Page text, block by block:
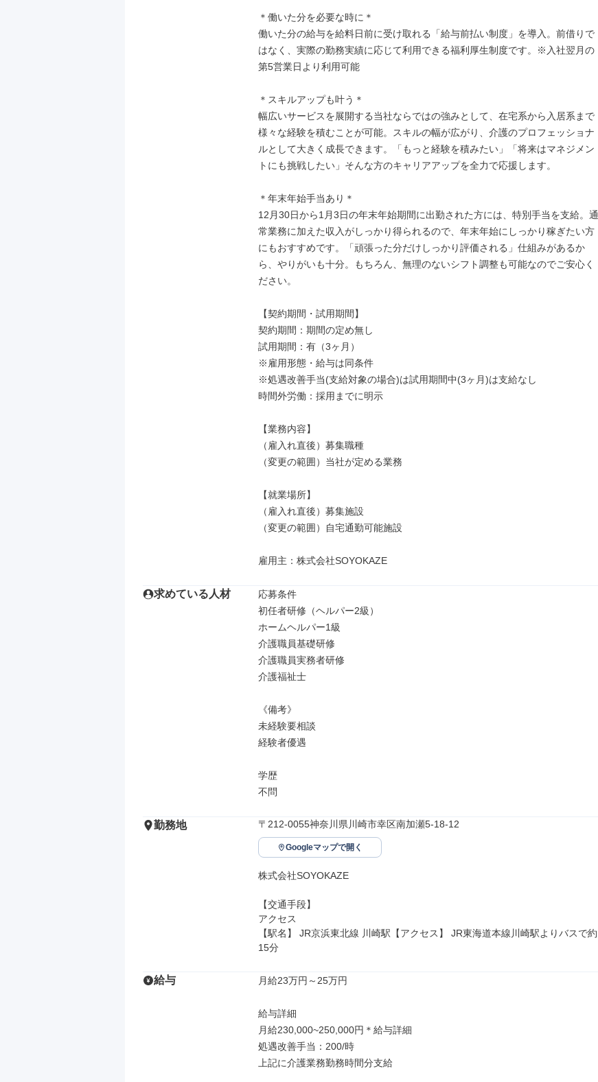
＊働いた分を必要な時に＊
働いた分の給与を給料日前に受け取れる「給与前払い制度」を導入。前借りで
はなく、実際の勤務実績に応じて利用できる福利厚生制度です。※入社翌月の
第5営業日より利用可能
＊スキルアップも叶う＊
幅広いサービスを展開する当社ならではの強みとして、在宅系から入居系まで
様々な経験を積むことが可能。スキルの幅が広がり、介護のプロフェッショナ
ルとして大きく成長できます。「もっと経験を積みたい」「将来はマネジメン
トにも挑戦したい」そんな方のキャリアアップを全力で応援します。
＊年末年始手当あり＊
12月30日から1月3日の年末年始期間に出勤された方には、特別手当を支給。通
常業務に加えた収入がしっかり得られるので、年末年始にしっかり稼ぎたい方
にもおすすめです。「頑張った分だけしっかり評価される」仕組みがあるか
ら、やりがいも十分。もちろん、無理のないシフト調整も可能なのでご安心く
ださい。
【契約期間・試用期間】
契約期間：期間の定め無し
試用期間：有（3ヶ月）
※雇用形態・給与は同条件
※処遇改善手当(支給対象の場合)は試用期間中(3ヶ月)は支給なし
時間外労働：採用までに明示
【業務内容】
（雇入れ直後）募集職種
（変更の範囲）当社が定める業務
【就業場所】
（雇入れ直後）募集施設
（変更の範囲）自宅通勤可能施設
雇用主：株式会社SOYOKAZE
求めている人材
応募条件
初任者研修（ヘルパー2級）
ホームヘルパー1級
介護職員基礎研修
介護職員実務者研修
介護福祉士
《備考》
未経験要相談
経験者優遇
学歴
不問
勤務地 〒212-0055神奈川県川崎市幸区南加瀬5-18-12
Googleマップで開く
株式会社SOYOKAZE
【交通手段】
アクセス
【駅名】 JR京浜東北線 川崎駅【アクセス】 JR東海道本線川崎駅よりバスで約
15分
給与 月給23万円～25万円
給与詳細
月給230,000~250,000円＊給与詳細
処遇改善手当：200/時
上記に介護業務勤務時間分支給